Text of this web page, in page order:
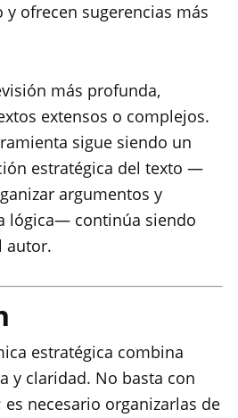
ofrecen sugerencias más
más profunda,
extensos o complejos.
sigue siendo un
estratégica del texto —
argumentos y
lógica— continúa siendo
autor.
estratégica combina
y claridad. No basta con
necesario organizarlas de